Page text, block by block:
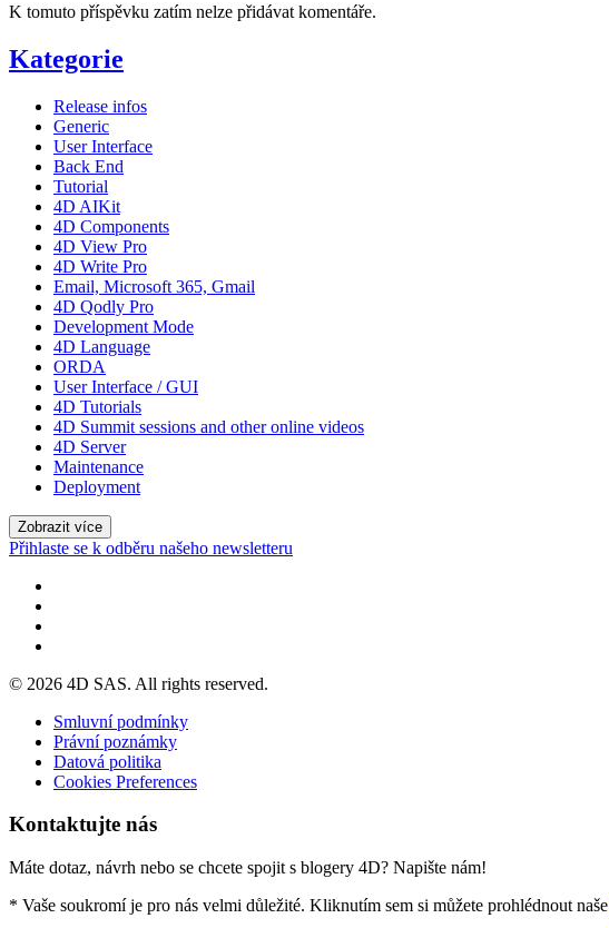
K tomuto příspěvku zatím nelze přidávat komentáře.
Kategorie
Release infos
Generic
User Interface
Back End
Tutorial
4D AIKit
4D Components
4D View Pro
4D Write Pro
Email, Microsoft 365, Gmail
4D Qodly Pro
Development Mode
4D Language
ORDA
User Interface / GUI
4D Tutorials
4D Summit sessions and other online videos
4D Server
Maintenance
Deployment
Zobrazit více
Přihlaste se k odběru našeho newsletteru
© 2026 4D SAS. All rights reserved.
Smluvní podmínky
Právní poznámky
Datová politika
Cookies Preferences
Kontaktujte nás
Máte dotaz, návrh nebo se chcete spojit s blogery 4D? Napište nám!
* Vaše soukromí je pro nás velmi důležité. Kliknutím sem si můžete prohlédnout naše